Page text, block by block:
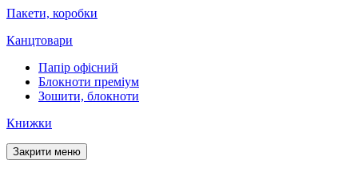
Пакети, коробки
Канцтовари
Папір офісний
Блокноти преміум
Зошити, блокноти
Книжки
Закрити меню